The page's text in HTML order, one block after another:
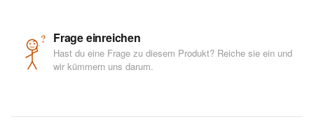
? Frage einreichen
Hast du eine Frage zu diesem Produkt? Reiche sie ein und
wir kümmern uns darum.